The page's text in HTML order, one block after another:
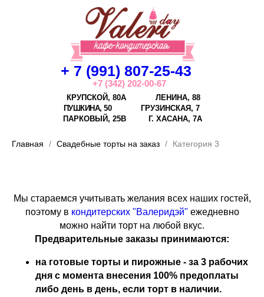
+ 7 (991) 807-25-43
КРУПСКОЙ, 80А
ЛЕНИНА, 88
ПУШКИНА, 50
ГРУЗИНСКАЯ, 7
Г. ХАСАНА, 7А
ПАРКОВЫЙ, 25В
+7 (342) 202-00-67
Главная Свадебные торты на заказ Категория 3
Мы стараемся учитывать желания всех наших гостей,
поэтому в кондитерских "Валеридэй" ежедневно
можно найти торт на любой вкус.
Предварительные заказы принимаются:
на готовые торты и пирожные - за 3 рабочих
дня с момента внесения 100% предоплаты
либо день в день, если торт в наличии.